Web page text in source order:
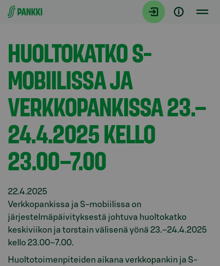
Siirry suoraan sisältöön
Tiedotteet
HUOLTOKATKO S-
MOBIILISSA JA
VERKKOPANKISSA 23.–
24.4.2025 KELLO
23.00–7.00
22.4.2025
Verkkopankissa ja S-mobiilissa on
järjestelmäpäivityksestä johtuva huoltokatko
keskiviikon ja torstain välisenä yönä 23.–24.4.2025
kello 23.00–7.00.
Huoltotoimenpiteiden aikana verkkopankin ja S-